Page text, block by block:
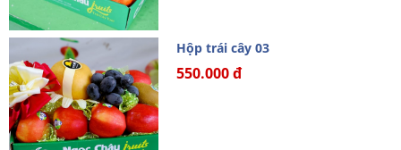
Hộp trái cây 03
550.000 đ